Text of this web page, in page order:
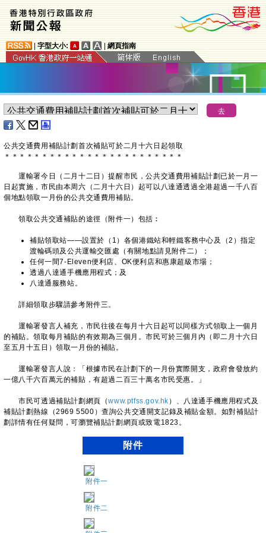
字型大小: 網頁指南
公共交通費用補貼計劃首次補貼可於二月十六日起領取
＊ ＊ ＊ ＊ ＊ ＊ ＊ ＊ ＊ ＊ ＊ ＊ ＊ ＊ ＊ ＊ ＊ ＊ ＊ ＊ ＊ ＊ ＊ ＊
運輸署今日（二月十二日）提醒市民，公共交通費用補貼計劃已於一月一
日起實施，市民由本周六（二月十六日）起可以八達通透過全港超過一千八百
個地點領取一月份的公共交通費用補貼。
領取公共交通補貼的途徑（附件一）包括︰
補貼領取站——設置於（1）各個港鐵站和輕鐵客務中心及（2）指定
渡輪碼頭及公共運輸交匯處（有關地點請見附件二）；
任何一間7-Eleven便利店、OK便利店和惠康超級市場；
透過八達通手機應用程式；及
八達通服務站。
詳細領取步驟請參考附件三。
運輸署發言人補充，市民往後在每月十六日起可以同樣方式領取上一個月
的補貼。領取每月補貼的有效期為三個月。市民可於三個月內（即二月十六日
至五月十五日）領取一月份的補貼。
運輸署發言人說：「根據市民在計劃下的一月份實際開支，政府會發放約
一億八千六百萬元的補貼，有超過二百三十萬名市民受惠。」
市民可透過補貼計劃網頁（www.ptfss.gov.hk ）、八達通手機應用程式及
補貼計劃熱線（2969 5500）查詢公共交通開支記錄及補貼金額。如對補貼計
劃詳情有任何疑問，可瀏覽補貼計劃網頁或致電1823。
附件
附件一
附件二